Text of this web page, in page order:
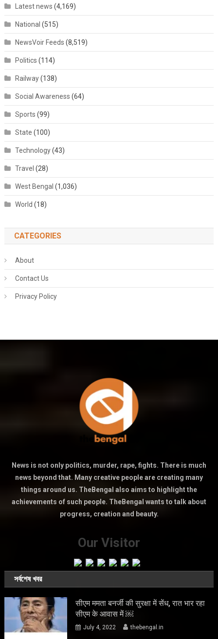
Latest news (4,169)
National (515)
NewsVoir Feeds (8,519)
Politics (114)
Railway(138)
Social Awareness (64)
Sports (99)
State (100)
Technology(43)
Travel (28)
West Bengal (1,036)
World (18)
CATEGORIES
About
Contact Us
Privacy Policy
News is not only politics, murder, rape, fights. There is much
news beyond that. Many creative people are creating many
things around us. TheBengal also aims to highlight the
achievements of such people. TheBengal wants to talk about
progress, creation and beauty.
Our Visitor
সর্বশেষ খবর
सीएम ममता बनर्जी की सुरक्षा में सेंध, रात भार रहा
सीएम के आवास में ￼
July 4, 2022 thebengal.in